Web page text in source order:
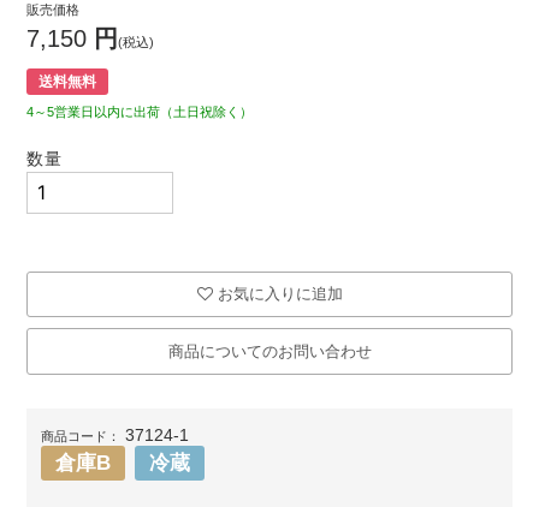
販売価格
7,150 円(税込)
送料無料
4～5営業日以内に出荷（土日祝除く）
数量
お気に入りに追加
商品についてのお問い合わせ
商品コード： 37124-1
倉庫B 冷蔵